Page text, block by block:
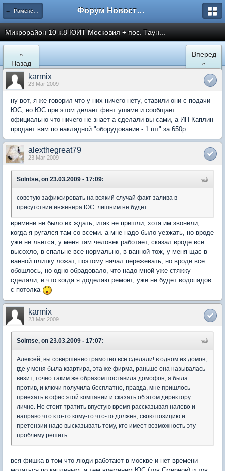
← Раменское Форум Новостройки
Микрорайон 10 к.8 ЮИТ Московия + пос. Таун...
«
Назад
Вперед
»
karmix
23 Mar 2009
ну вот, я же говорил что у них ничего нету, ставили они с подачи
ЮС, но ЮС при этом делает финт ушами и сообщает
официально что ничего не знает а сделали вы сами, а ИП Каплин
продает вам по накладной "оборудование - 1 шт" за 650р
alexthegreat79
23 Mar 2009
Solntse, on 23.03.2009 - 17:09:
советую зафиксировать на всякий случай факт залива в
присутствии инженера ЮС. лишним не будет.
времени не было их ждать, итак не пришли, хотя им звонили,
когда я ругался там со всеми. а мне надо было уезжать, но вроде
уже не льется, у меня там человек работает, сказал вроде все
высохло, в спальне все нормально, в ванной тож, у меня щас в
ванной плитку ложат, поэтому начал пережевать, но вроде все
обошлось, но одно обрадовало, что надо мной уже стяжку
сделали, и что когда я доделаю ремонт, уже не будет водопадов
с потолка
karmix
23 Mar 2009
Solntse, on 23.03.2009 - 17:07:
Алексей, вы совершенно грамотно все сделали! в одном из домов,
где у меня была квартира, эта же фирма, раньше она называлась
визит, точно таким же образом поставила домофон, я была
против, и ключи получила бесплатно, правда, мне пришлось
приехать в офис этой компании и сказать об этом директору
лично. Не стоит тратить впустую время рассказывая налево и
направо что кто-то кому-то что-то должен, свою позицию и
претензии надо высказывать тому, кто имеет возможность эту
проблему решить.
вся фишка в том что люди работают в москве и нет времени